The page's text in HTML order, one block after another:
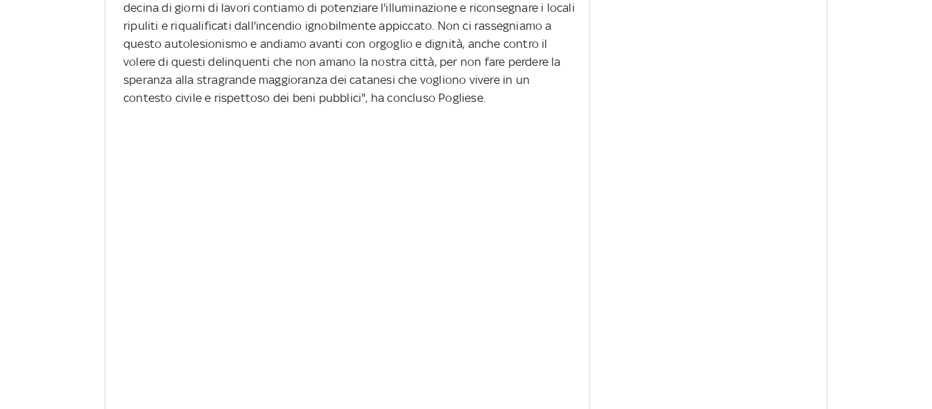
decina di giorni di lavori contiamo di potenziare l'illuminazione e riconsegnare i locali
ripuliti e riqualificati dall'incendio ignobilmente appiccato. Non ci rassegniamo a
questo autolesionismo e andiamo avanti con orgoglio e dignità, anche contro il
volere di questi delinquenti che non amano la nostra città, per non fare perdere la
speranza alla stragrande maggioranza dei catanesi che vogliono vivere in un
contesto civile e rispettoso dei beni pubblici", ha concluso Pogliese.